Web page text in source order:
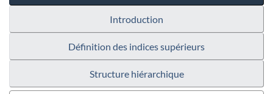
Introduction
Définition des indices supérieurs
Structure hiérarchique